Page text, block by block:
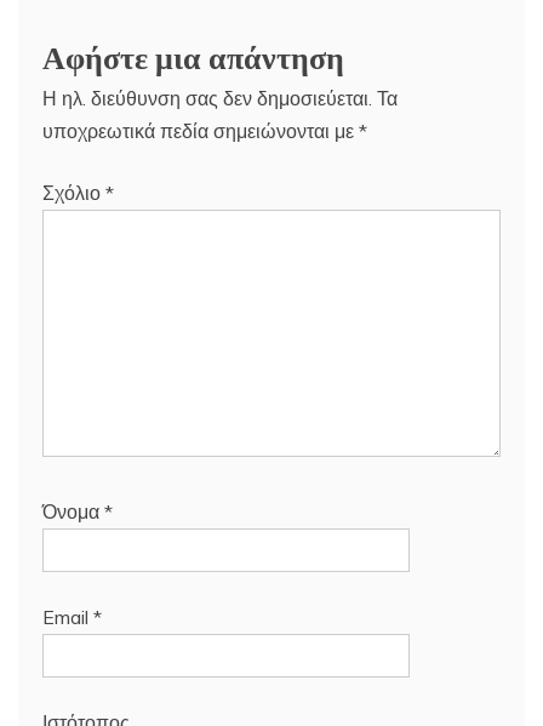
Αφήστε μια απάντηση
Η ηλ. διεύθυνση σας δεν δημοσιεύεται. Τα
υποχρεωτικά πεδία σημειώνονται με *
Σχόλιο *
Όνομα *
Email *